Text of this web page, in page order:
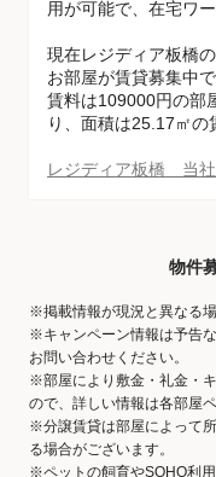
用が可能で、在宅ワ
現在レジディア板橋
お部屋が賃貸募集中で
賃料は109000円の部
り、面積は25.17㎡の
レジディア板橋 当社
物件
※掲載情報が現況と異なる
※キャンペーン情報は予告
お問い合わせください。
※部屋により敷金・礼金・
ので、詳しい情報は各部屋
※分譲賃貸は部屋によって
る場合がございます。
※ペットの飼育やSOHO利